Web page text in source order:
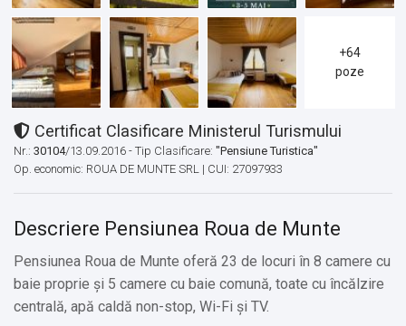
+64
poze
Certificat Clasificare Ministerul Turismului
Nr.: 30104/13.09.2016 - Tip Clasificare: "Pensiune Turistica"
Op. economic: ROUA DE MUNTE SRL | CUI: 27097933
Descriere Pensiunea Roua de Munte
Pensiunea Roua de Munte oferă 23 de locuri în 8 camere cu
baie proprie și 5 camere cu baie comună, toate cu încălzire
centrală, apă caldă non-stop, Wi-Fi și TV.